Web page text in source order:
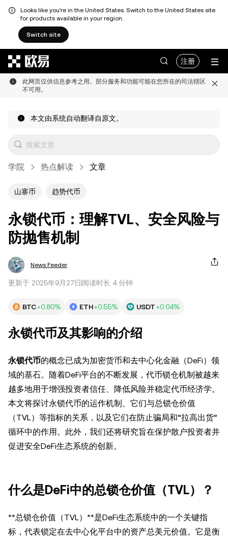
Looks like you're in the United States. Switch to the United States site
for products available in your region.
Switch site
注册
此网页仅供信息参考之用。部分服务和功能可能在您所在的司法辖区
不可用。
本文由系统自动翻译自原文。
学院 热点解读 文章
山寨币 趋势代币
永锁代币：理解TVL、安全风险与
防抛售机制
News Feeder
更新于 2025年9月27日 阅读时长 4 分钟
BTC+0.80% ETH+0.55% USDT+0.04%
永锁代币及其影响的介绍
永锁代币的概念已成为加密货币和去中心化金融（DeFi）领
域的基石。随着DeFi平台的不断发展，代币锁仓机制被越来
越多地用于增强投资者信任、降低风险并稳定代币经济学。
本文将探讨永锁代币的运作机制、它们与总锁仓价值
（TVL）等指标的关系，以及它们在防止骗局和“拉高出货”
循环中的作用。此外，我们还将研究旨在保护散户投资者并
促进安全DeFi生态系统的创新。
什么是DeFi中的总锁仓价值（TVL）？
**总锁仓价值（TVL）**是DeFi生态系统中的一个关键指
标，代表锁定在去中心化平台中的资产总美元价值。它是衡